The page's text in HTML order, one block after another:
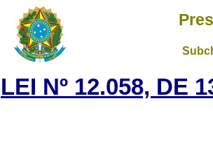
LEI Nº 12.058, DE